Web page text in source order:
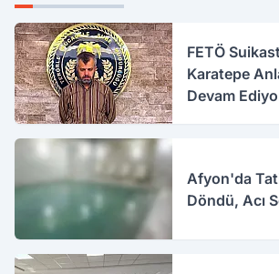
FETÖ
Karatepe
Devam
Afyon'da
Döndü, Acı